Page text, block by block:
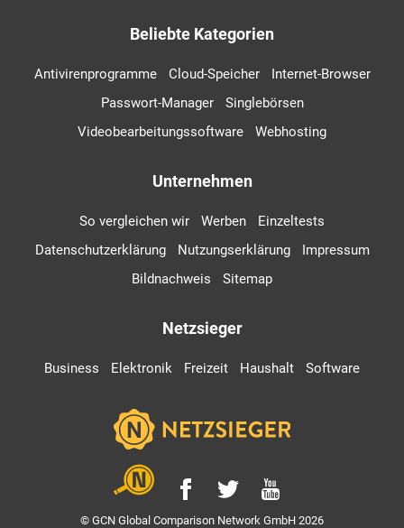
Beliebte Kategorien
Antivirenprogramme Cloud-Speicher
Internet-Browser
Passwort-Manager
Singlebörsen
Videobearbeitungssoftware
Webhosting
Unternehmen
So vergleichen wir Werben
Einzeltests
Datenschutzerklärung
Nutzungserklärung
Impressum
Bildnachweis
Sitemap
Netzsieger
Business Elektronik Freizeit Haushalt Software
© GCN Global Comparison Network GmbH 2026